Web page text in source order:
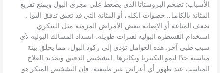
الأسباب: تضخم البروستاتا الذي يضغط على مجرى البول ويمنع تفريغ
المثانة بالكامل. حصوات الكلى أو المثانة التي قد تعيق تدفق البول.
ضعف المناعة أو الإصابة ببعض الأمراض المزمنة مثل السكري.
استخدام القسطرة البولية لفترات طويلة. انسداد المسالك البولية لأي
سبب طبي آخر. هذه العوامل تؤدي إلى ركود البول، مما يخلق بيئة
مناسبة جدًا لنمو البكتيريا وتكاثرها. التشخيص الدقيق وتحديد العلاج
المناسب عند ظهور أي أعراض غير طبيعية، فإن التشخيص المبكر هو